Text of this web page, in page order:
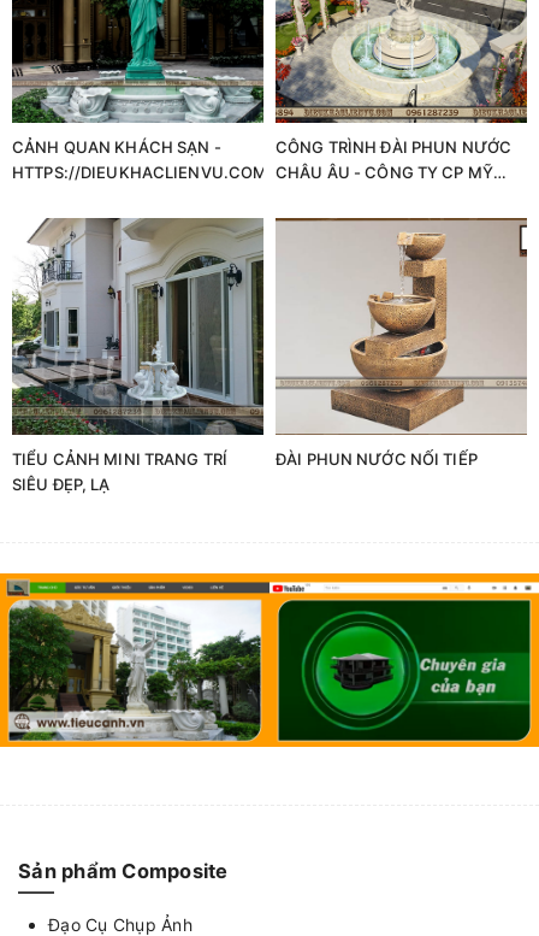
CẢNH QUAN KHÁCH SẠN -
HTTPS://DIEUKHACLIENVU.COM/
CÔNG TRÌNH ĐÀI PHUN NƯỚC
CHÂU ÂU - CÔNG TY CP MỸ
TIỂU CẢNH MINI TRANG TRÍ
SIÊU ĐẸP, LẠ
ĐÀI PHUN NƯỚC NỐI TIẾP
Sản phẩm Composite
Đạo Cụ Chụp Ảnh